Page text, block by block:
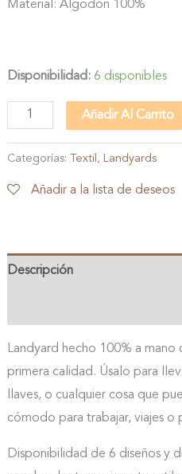
Material: Algodón 100%
Disponibilidad: 6 disponibles
Landyard
Tokyo
Sea
Añadir Al Carrito
Categorías: Textil, Landyards
Añadir a la lista de deseos
Descripción
Landyard hecho 100% a
primera calidad. Úsalo para
llaves, o cualquier cosa que
cómodo para trabajar, viajes o
Disponibilidad de 6 diseños y